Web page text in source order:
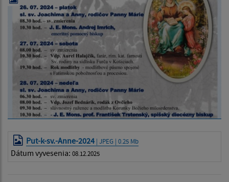
Put-k-sv.-Anne-2024 | JPEG | 0.25 Mb
Dátum vyvesenia: 08.12.2025